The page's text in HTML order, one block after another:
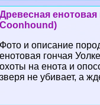
Древесная енотовая
Coonhound)
Фото и описание
енотовая гончая
охоты на енота и
зверя не убивает, а